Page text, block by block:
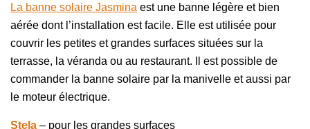
La banne solaire Jasmina est une banne légère et bien
aérée dont l’installation est facile. Elle est utilisée pour
couvrir les petites et grandes surfaces situées sur la
terrasse, la véranda ou au restaurant. Il est possible de
commander la banne solaire par la manivelle et aussi par
le moteur électrique.
Stela – pour les grandes surfaces